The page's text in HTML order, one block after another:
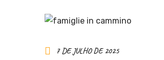
7 DE JULHO DE 2025